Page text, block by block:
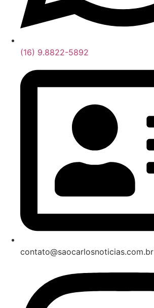
(16) 9.8822-5892
contato@saocarlosnoticias.com.br